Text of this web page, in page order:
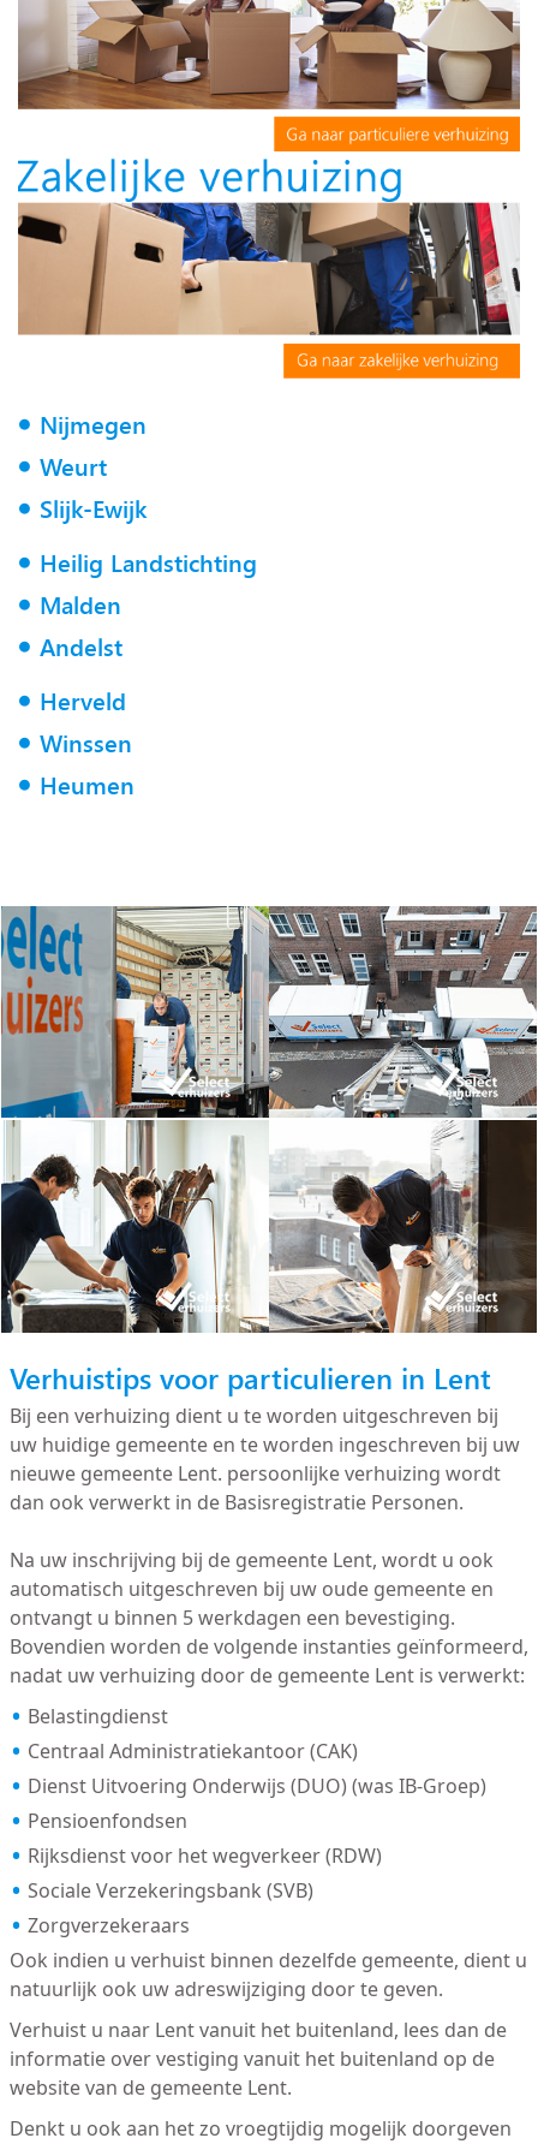
Nijmegen
Weurt
Slijk-Ewijk
Heilig Landstichting
Malden
Andelst
Herveld
Winssen
Heumen
Verhuistips voor particulieren in Lent
Bij een verhuizing dient u te worden uitgeschreven bij
uw huidige gemeente en te worden ingeschreven bij uw
nieuwe gemeente Lent. persoonlijke verhuizing wordt
dan ook verwerkt in de Basisregistratie Personen.
Na uw inschrijving bij de gemeente Lent, wordt u ook
automatisch uitgeschreven bij uw oude gemeente en
ontvangt u binnen 5 werkdagen een bevestiging.
Bovendien worden de volgende instanties geïnformeerd,
nadat uw verhuizing door de gemeente Lent is verwerkt:
Belastingdienst
Centraal Administratiekantoor (CAK)
Dienst Uitvoering Onderwijs (DUO) (was IB-Groep)
Pensioenfondsen
Rijksdienst voor het wegverkeer (RDW)
Sociale Verzekeringsbank (SVB)
Zorgverzekeraars
Ook indien u verhuist binnen dezelfde gemeente, dient u
natuurlijk ook uw adreswijziging door te geven.
Verhuist u naar Lent vanuit het buitenland, lees dan de
informatie over vestiging vanuit het buitenland op de
website van de gemeente Lent.
Denkt u ook aan het zo vroegtijdig mogelijk doorgeven